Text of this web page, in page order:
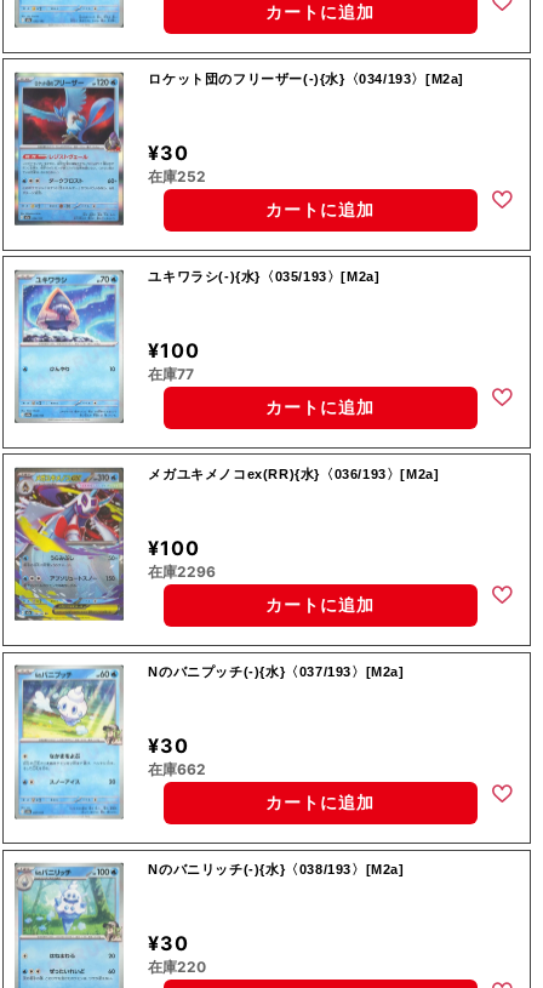
カートに追加
ロケット団のフリーザー(-){水}〈034/193〉[M2a]
¥30
在庫252
カートに追加
ユキワラシ(-){水}〈035/193〉[M2a]
¥100
在庫77
カートに追加
メガユキメノコex(RR){水}〈036/193〉[M2a]
¥100
在庫2296
カートに追加
Nのバニプッチ(-){水}〈037/193〉[M2a]
¥30
在庫662
カートに追加
Nのバニリッチ(-){水}〈038/193〉[M2a]
¥30
在庫220